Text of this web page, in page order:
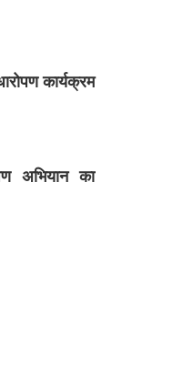
कार्यक्रम
अभियान का